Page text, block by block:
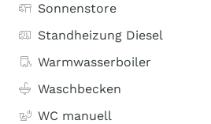
Sonnenstore
Standheizung Diesel
Warmwasserboiler
Waschbecken
WC manuell